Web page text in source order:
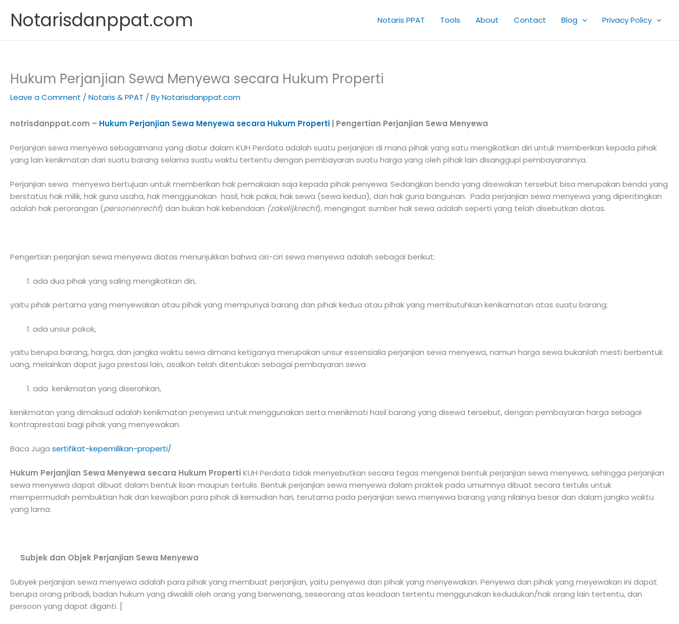
content
Notarisdanppat.com Notaris PPAT Tools About Contact Blog Privacy Policy
Hukum Perjanjian Sewa Menyewa secara Hukum Properti
Leave a Comment / Notaris & PPAT / ByNotarisdanppat.com
notrisdanppat.com – Hukum Perjanjian Sewa Menyewa secara Hukum Properti | Pengertian Perjanjian Sewa Menyewa
Perjanjian sewa menyewa sebagaimana yang diatur dalam KUH Perdata adalah suatu perjanjian di mana pihak yang satu mengikatkan diri untuk memberikan kepada pihak
yang lain kenikmatan dari suatu barang selama suatu waktu tertentu dengan pembayaran suatu harga yang oleh pihak lain disanggupi pembayarannya.
Perjanjian sewa menyewa bertujuan untuk memberikan hak pemakaian saja kepada pihak penyewa. Sedangkan benda yang disewakan tersebut bisa merupakan benda yang
berstatus hak milik, hak guna usaha, hak menggunakan hasil, hak pakai, hak sewa (sewa kedua), dan hak guna bangunan. Pada perjanjian sewa menyewa yang dipentingkan
adalah hak perorangan (personenrecht) dan bukan hak kebendaan (zakelijkrecht), mengingat sumber hak sewa adalah seperti yang telah disebutkan diatas.
Pengertian perjanjian sewa menyewa diatas menunjukkan bahwa ciri-ciri sewa menyewa adalah sebagai berikut:
ada dua pihak yang saling mengikatkan diri,
yaitu pihak pertama yang menyewakan atau pihak yang mempunyai barang dan pihak kedua atau pihak yang membutuhkan kenikamatan atas suatu barang;
ada unsur pokok,
yaitu berupa barang, harga, dan jangka waktu sewa dimana ketiganya merupakan unsur essensialia perjanjian sewa menyewa, namun harga sewa bukanlah mesti berbentuk
uang, melainkan dapat juga prestasi lain, asalkan telah ditentukan sebagai pembayaran sewa
ada kenikmatan yang diserahkan,
kenikmatan yang dimaksud adalah kenikmatan penyewa untuk menggunakan serta menikmati hasil barang yang disewa tersebut, dengan pembayaran harga sebagai
kontraprestasi bagi pihak yang menyewakan.
Baca Juga sertifikat-kepemilikan-properti/
Hukum Perjanjian Sewa Menyewa secara Hukum Properti KUH Perdata tidak menyebutkan secara tegas mengenai bentuk perjanjian sewa menyewa, sehingga perjanjian
sewa menyewa dapat dibuat dalam bentuk lisan maupun tertulis. Bentuk perjanjian sewa menyewa dalam praktek pada umumnya dibuat secara tertulis untuk
mempermudah pembuktian hak dan kewajiban para pihak di kemudian hari, terutama pada perjanjian sewa menyewa barang yang nilainya besar dan dalam jangka waktu
yang lama.
Subjek dan Objek Perjanjian Sewa Menyewa
Subyek perjanjian sewa menyewa adalah para pihak yang membuat perjanjian, yaitu penyewa dan pihak yang menyewakan. Penyewa dan pihak yang meyewakan ini dapat
berupa orang pribadi, badan hukum yang diwakili oleh orang yang berwenang, seseorang atas keadaan tertentu menggunakan kedudukan/hak orang lain tertentu,dan
persoon yang dapat diganti. [